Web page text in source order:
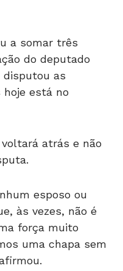
a somar três
do deputado
disputou as
está no
atrás e não
esposo ou
às vezes, não é
força muito
uma chapa sem